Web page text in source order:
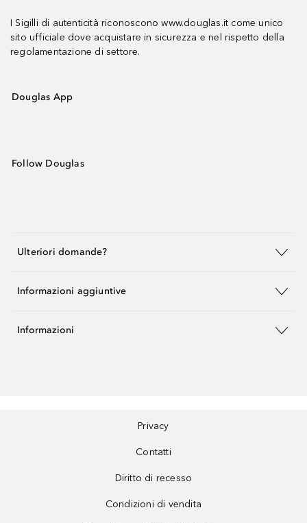
I Sigilli di autenticità riconoscono www.douglas.it come unico
sito ufficiale dove acquistare in sicurezza e nel rispetto della
regolamentazione di settore.
Douglas App
Follow Douglas
Ulteriori domande?
Informazioni aggiuntive
Informazioni
Privacy
Contatti
Diritto di recesso
Condizioni di vendita